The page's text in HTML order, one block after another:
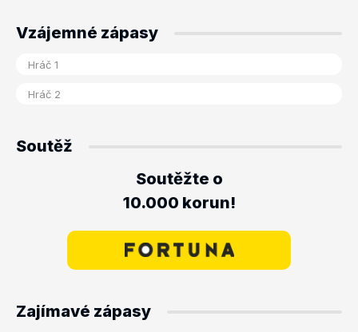
Vzájemné zápasy
Soutěž
Soutěžte o
10.000 korun!
Zajímavé zápasy